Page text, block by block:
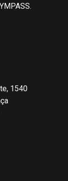
1540